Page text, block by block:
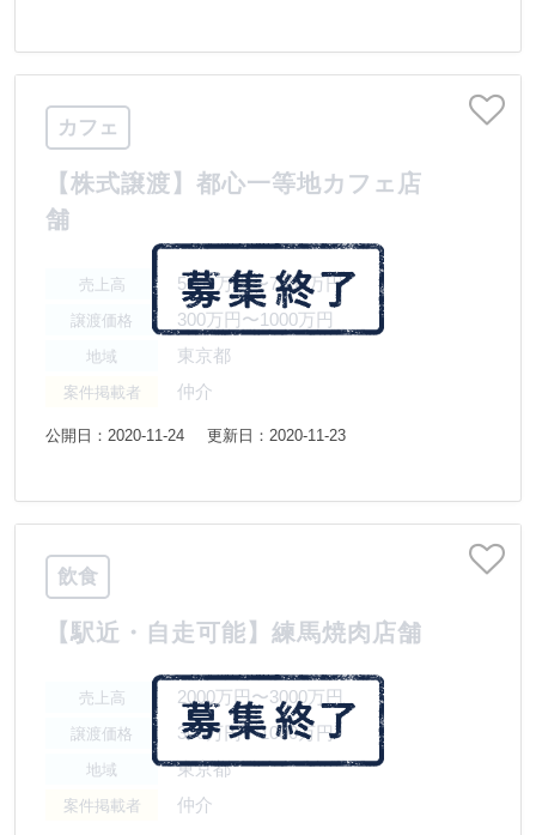
カフェ
【株式譲渡】都心一等地カフェ店
舗
売上高 5000万円〜7500万円
譲渡価格 300万円〜1000万円
地域 東京都
案件掲載者 仲介
公開日：2020-11-24 更新日：2020-11-23
飲食
【駅近・自走可能】練馬焼肉店舗
売上高 2000万円〜3000万円
譲渡価格 300万円〜1000万円
地域 東京都
案件掲載者 仲介